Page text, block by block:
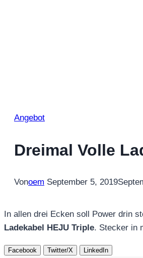
Angebot
Dreimal Volle
Vonoem September 5, 2019
In allen drei Ecken soll Power drin
Ladekabel HEJU Triple. Stecker in
Facebook Twitter/X LinkedIn